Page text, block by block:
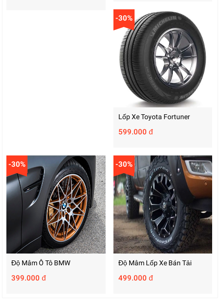
-30%
Lốp Xe Toyota Fortuner
599.000 đ
-30%
Độ Mâm Ô Tô BMW
399.000 đ
-30%
Độ Mâm Lốp Xe Bán Tải
499.000 đ